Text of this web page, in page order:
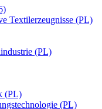
Textilerzeugnisse (PL)
(PL)
(PL)
(PL)